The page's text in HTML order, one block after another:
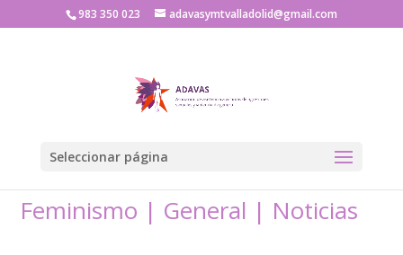
983 350 023 adavasymtvalladolid@gmail.com
Seleccionar página
Feminismo | General | Noticias